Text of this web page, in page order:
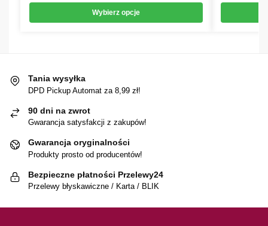
Wybierz opcje
Tania wysyłka
DPD Pickup Automat za 8,99 zł!
90 dni na zwrot
Gwarancja satysfakcji z zakupów!
Gwarancja oryginalności
Produkty prosto od producentów!
Bezpieczne płatności Przelewy24
Przelewy błyskawiczne / Karta / BLIK